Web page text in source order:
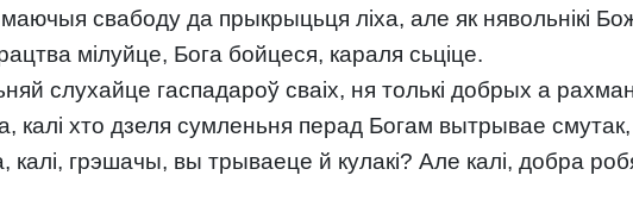
свабоду да прыкрыцьця ліха, але як нявольнікі
мілуйце, Бога бойцеся, караля сьціце.
слухайце гаспадароў сваіх, ня толькі добрых а
калі хто дзеля сумленьня перад Богам вытрывае
калі, грэшачы, вы трываеце й кулакі? Але калі, добра